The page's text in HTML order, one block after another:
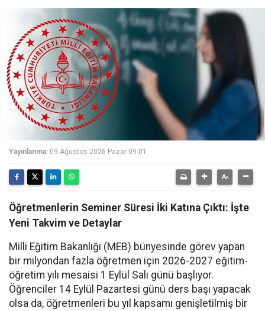
Yayınlanma: 09 Ağustos 2026 Pazar 09:01
Öğretmenlerin Seminer Süresi İki Katına Çıktı: İşte
Yeni Takvim ve Detaylar
Milli Eğitim Bakanlığı (MEB) bünyesinde görev yapan
bir milyondan fazla öğretmen için 2026-2027 eğitim-
öğretim yılı mesaisi 1 Eylül Salı günü başlıyor.
Öğrenciler 14 Eylül Pazartesi günü ders başı yapacak
olsa da, öğretmenleri bu yıl kapsamı genişletilmiş bir